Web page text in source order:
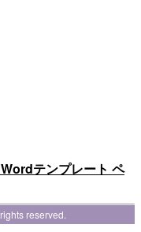
テンプレート ペ
reserved.